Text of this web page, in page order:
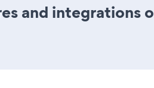
and integrations